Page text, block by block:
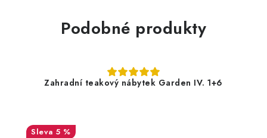
Podobné produkty
Zahradní teakový nábytek Garden IV. 1+6
5 %